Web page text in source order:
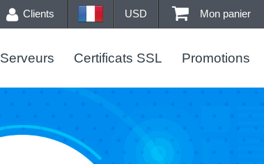
Mon panier
USD
Clients
Serveurs Certificats SSL Promotions